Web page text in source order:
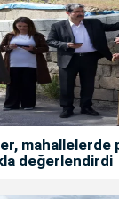
mahallelerde
değerlendirdi